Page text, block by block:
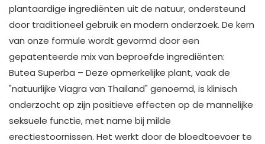
plantaardige ingrediënten uit de natuur, ondersteund
door traditioneel gebruik en modern onderzoek. De kern
van onze formule wordt gevormd door een
gepatenteerde mix van beproefde ingrediënten:
Butea Superba – Deze opmerkelijke plant, vaak de
"natuurlijke Viagra van Thailand" genoemd, is klinisch
onderzocht op zijn positieve effecten op de mannelijke
seksuele functie, met name bij milde
erectiestoornissen. Het werkt door de bloedtoevoer te